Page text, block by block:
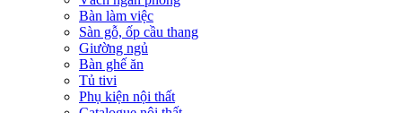
Bàn làm việc
Sàn gỗ, ốp cầu thang
Giường ngủ
Bàn ghế ăn
Tủ tivi
Phụ kiện nội thất